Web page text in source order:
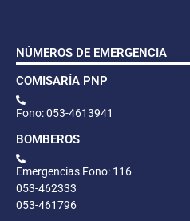
NÚMEROS DE EMERGENCIA
COMISARÍA PNP
Fono: 053-4613941
BOMBEROS
Emergencias Fono: 116
053-462333
053-461796